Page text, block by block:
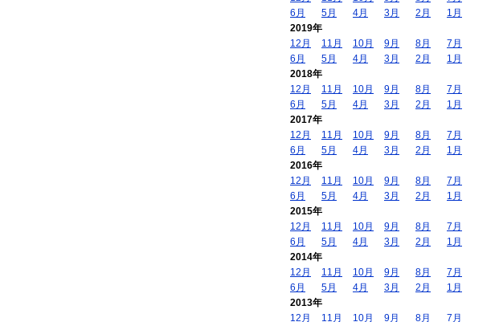
6月
5月 4月 3月 2月
1月
2019年
12月
11月 10月 9月 8月
7月
6月
5月 4月 3月 2月
1月
2018年
12月
11月 10月 9月 8月
7月
6月
5月 4月 3月 2月
1月
2017年
12月
11月 10月 9月 8月
7月
6月
5月 4月 3月 2月
1月
2016年
12月
11月 10月 9月 8月
7月
6月
5月 4月 3月 2月
1月
2015年
12月
11月 10月 9月 8月
7月
6月
5月 4月 3月 2月
1月
2014年
12月
11月 10月 9月 8月
7月
6月
5月 4月 3月 2月
1月
2013年
12月
11月 10月 9月 8月 7月